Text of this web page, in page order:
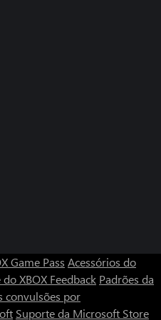
Game Pass Acessórios do
XBOX Feedback Padrões da
convulsões por
Suporte da Microsoft Store